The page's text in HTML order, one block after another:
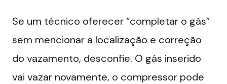
Se um técnico oferecer “completar o gás”
sem mencionar a localização e correção
do vazamento, desconfie. O gás inserido
vai vazar novamente, o compressor pode